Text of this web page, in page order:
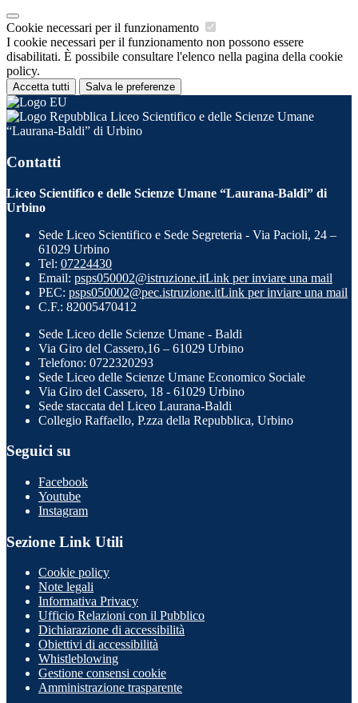
Cookie necessari per il funzionamento
I cookie necessari per il funzionamento non possono essere
disabilitati. È possibile consultare l'elenco nella pagina della cookie
policy.
Accetta tutti Salva le preferenze
Liceo Scientifico e delle Scienze Umane
“Laurana-Baldi” di Urbino
Contatti
Liceo Scientifico e delle Scienze Umane “Laurana-Baldi” di
Urbino
Sede Liceo Scientifico e Sede Segreteria - Via Pacioli, 24 –
61029 Urbino
Tel: 07224430
Email: psps050002@istruzione.itLink per inviare una mail
PEC: psps050002@pec.istruzione.itLink per inviare una mail
C.F.: 82005470412
Sede Liceo delle Scienze Umane - Baldi
Via Giro del Cassero,16 – 61029 Urbino
Telefono: 0722320293
Sede Liceo delle Scienze Umane Economico Sociale
Via Giro del Cassero, 18 - 61029 Urbino
Sede staccata del Liceo Laurana-Baldi
Collegio Raffaello, P.zza della Repubblica, Urbino
Seguici su
Facebook
Youtube
Instagram
Sezione Link Utili
Cookie policy
Note legali
Informativa Privacy
Ufficio Relazioni con il Pubblico
Dichiarazione di accessibilità
Obiettivi di accessibilità
Whistleblowing
Gestione consensi cookie
Amministrazione trasparente